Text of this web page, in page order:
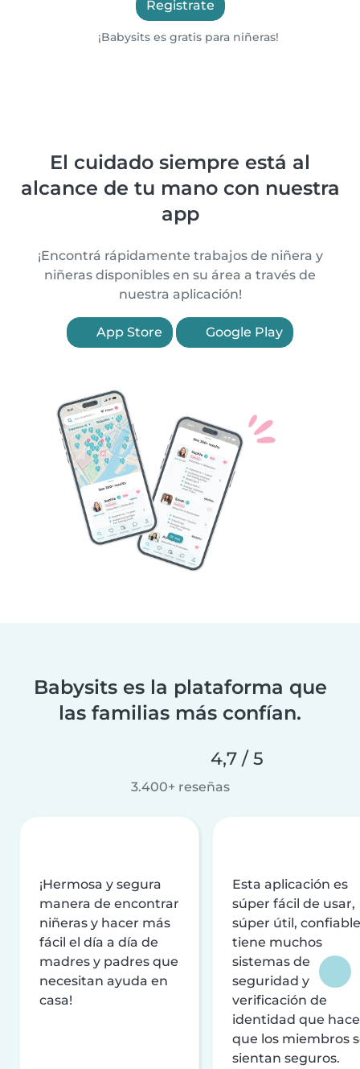
Registrate
¡Babysits es gratis para niñeras!
El cuidado siempre está al
alcance de tu mano con nuestra
app
¡Encontrá rápidamente trabajos de niñera y
niñeras disponibles en su área a través de
nuestra aplicación!
App Store Google Play
Babysits es la plataforma que
las familias más confían.
4,7 / 5
3.400+ reseñas
¡Hermosa y segura
manera de encontrar
niñeras y hacer más
fácil el día a día de
madres y padres que
necesitan ayuda en
casa!
Esta aplicación es
súper fácil de usar,
súper útil,
tiene muchos
sistemas de
seguridad y
verificación de
identidad que
que los miembros
sientan seguros.